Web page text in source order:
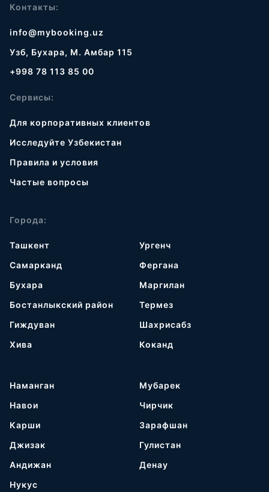
Контакты:
info@mybooking.uz
Узб, Бухара, М. Амбар 115
+998 78 113 85 00
Сервисы:
Для корпоративных клиентов
Исследуйте Узбекистан
Правила и условия
Частые вопросы
Города:
Ташкент
Самарканд
Бухара
Бостанлыкский район
Гиждуван
Хива
Ургенч
Фергана
Маргилан
Термез
Шахрисабз
Коканд
Наманган
Навои
Карши
Джизак
Андижан
Нукус
Мубарек
Чирчик
Зарафшан
Гулистан
Денау